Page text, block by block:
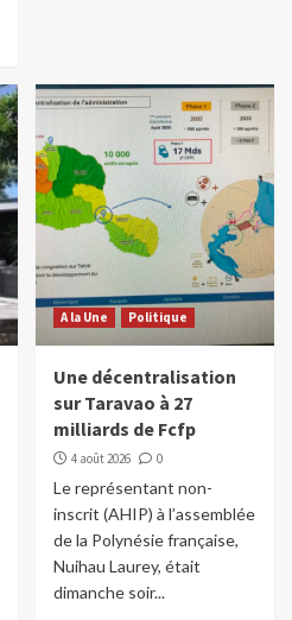
A la Une Politique
Une décentralisation
sur Taravao à 27
milliards de Fcfp
4 août 2026 0
Le représentant non-
inscrit (AHIP) à l’assemblée
de la Polynésie française,
Nuihau Laurey, était
dimanche soir...